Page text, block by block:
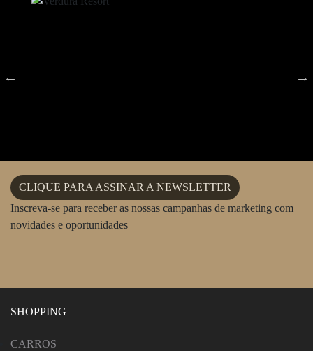
CLIQUE PARA ASSINAR A NEWSLETTER
Inscreva-se para receber as nossas campanhas de marketing com
novidades e oportunidades
SHOPPING
CARROS